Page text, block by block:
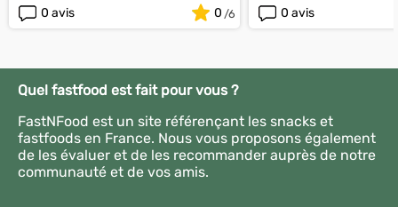
0 avis
0
0 avis
Quel fastfood est fait pour vous ?
FastNFood est un site référençant les snacks et
fastfoods en France. Nous vous proposons également
de les évaluer et de les recommander auprès de notre
communauté et de vos amis.